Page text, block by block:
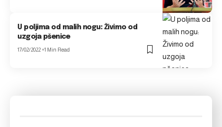
U poljima od malih nogu: Živimo od
uzgoja pšenice
17/02/2022 1 Min Read